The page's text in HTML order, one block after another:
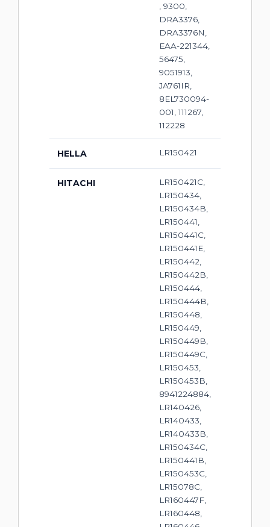
, 9300,
DRA3376,
DRA3376N,
EAA-221344,
56475,
9051913,
JA761IR,
8EL730094-
001, 111267,
112228
HELLA LR150421
HITACHI
LR150421C,
LR150434,
LR150434B,
LR150441,
LR150441C,
LR150441E,
LR150442,
LR150442B,
LR150444,
LR150444B,
LR150448,
LR150449,
LR150449B,
LR150449C,
LR150453,
LR150453B,
8941224884,
LR140426,
LR140433,
LR140433B,
LR150434C,
LR150441B,
LR150453C,
LR15078C,
LR160447F,
LR160448,